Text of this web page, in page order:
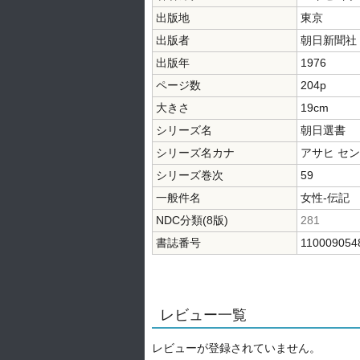
出版地
東京
出版者
朝日新聞社
出版年
1976
ページ数
204p
大きさ
19cm
シリーズ名
朝日選書
シリーズ名カナ
アサヒ セ
シリーズ巻次
59
一般件名
女性-伝記
NDC分類(8版)
281
書誌番号
レビュー一覧
レビューが登録されていません。